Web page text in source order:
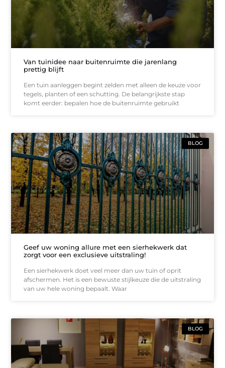
Van tuinidee naar buitenruimte die jarenlang
prettig blijft
Een tuin aanleggen begint zelden met alleen de keuze voor
tegels, planten of een schutting. De belangrijkste stap
komt eerder: bepalen hoe de buitenruimte gebruikt
BLOG
Geef uw woning allure met een sierhekwerk dat
zorgt voor een exclusieve uitstraling!
Een sierhekwerk doet veel meer dan uw tuin of oprit
afschermen. Het is een bewuste stijlkeuze die de uitstraling
van uw hele woning bepaalt. Waar
BLOG